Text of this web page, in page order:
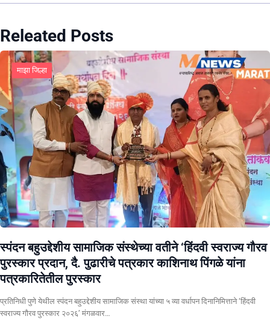
Releated Posts
माझा जिल्हा
स्पंदन बहुउद्देशीय सामाजिक संस्थेच्या वतीने ‘हिंदवी स्वराज्य गौरव
पुरस्कार प्रदान, दै. पुढारीचे पत्रकार काशिनाथ पिंगळे यांना
पत्रकारितेतील पुरस्कार
प्रतिनिधी पुणे येथील स्पंदन बहुउद्देशीय सामाजिक संस्था यांच्या ५ व्या वर्धापन दिनानिमित्ताने ‘हिंदवी
स्वराज्य गौरव पुरस्कार २०२६’ मंगळवार…